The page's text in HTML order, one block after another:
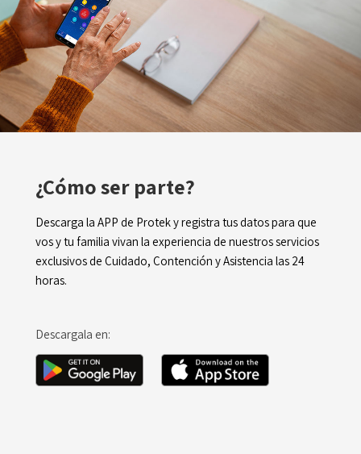
¿Cómo ser parte?
Descarga la APP de Protek y registra tus datos para que
vos y tu familia vivan la experiencia de nuestros servicios
exclusivos de Cuidado, Contención y Asistencia las 24
horas.
Descargala en: